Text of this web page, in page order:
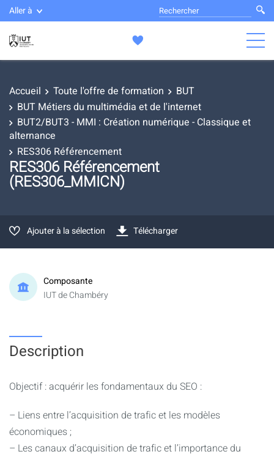
Aller à
Accueil Toute l'offre de formation
BUT
BUT Métiers du multimédia et de l'internet
BUT2/BUT3 - MMI : Création numérique - Classique et
alternance
RES306 Référencement
RES306 Référencement
(RES306_MMICN)
Ajouter à la sélection Télécharger
Composante
IUT de Chambéry
Description
Objectif : acquérir les fondamentaux du SEO :
– Liens entre l’acquisition de trafic et les modèles
économiques ;
– Les canaux d’acquisition de trafic et l’importance du